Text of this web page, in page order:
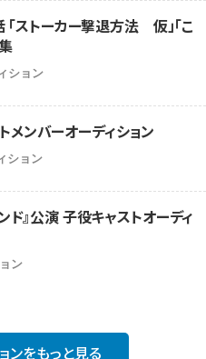
ストーカー撃退方法 仮」「こ
ション
ンバーオーディション
ション
』公演 子役キャストオーディ
ン
ンをもっと見る